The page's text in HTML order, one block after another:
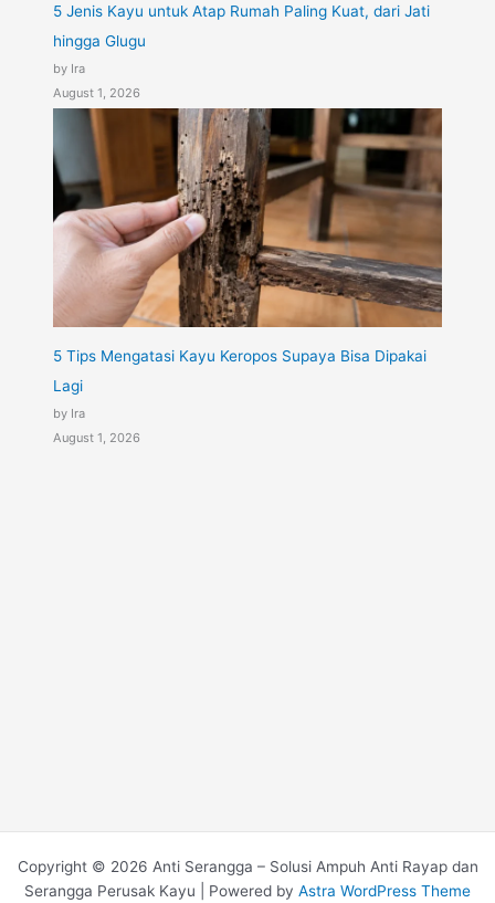
5 Jenis Kayu untuk Atap Rumah Paling Kuat, dari Jati
hingga Glugu
by Ira
August 1, 2026
5 Tips Mengatasi Kayu Keropos Supaya Bisa Dipakai
Lagi
by Ira
August 1, 2026
Copyright © 2026 Anti Serangga – Solusi Ampuh Anti Rayap dan
Serangga Perusak Kayu | Powered by Astra WordPress Theme